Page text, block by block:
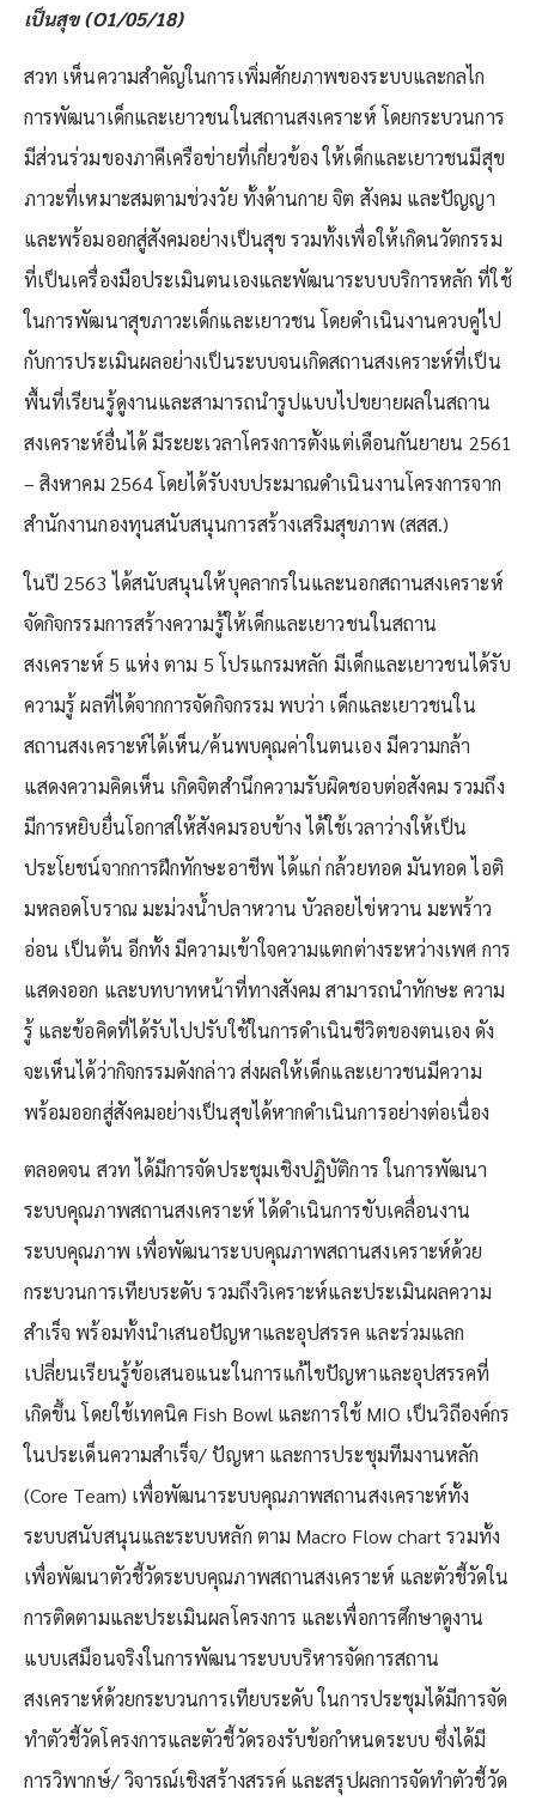
เป็นสุข(O1/05/18)
สวท เห็นความสำคัญในการเพิ่มศักยภาพของระบบและกลไก
การพัฒนาเด็กและเยาวชนในสถานสงเคราะห์ โดยกระบวนการ
มีส่วนร่วมของภาคีเครือข่ายที่เกี่ยวข้อง ให้เด็กและเยาวชนมีสุข
ภาวะที่เหมาะสมตามช่วงวัย ทั้งด้านกาย จิต สังคม และปัญญา
และพร้อมออกสู่สังคมอย่างเป็นสุข รวมทั้งเพื่อให้เกิดนวัตกรรม
ที่เป็นเครื่องมือประเมินตนเองและพัฒนาระบบบริการหลัก ที่ใช้
ในการพัฒนาสุขภาวะเด็กและเยาวชน โดยดำเนินงานควบคู่ไป
กับการประเมินผลอย่างเป็นระบบจนเกิดสถานสงเคราะห์ที่เป็น
พื้นที่เรียนรู้ดูงานและสามารถนำรูปแบบไปขยายผลในสถาน
สงเคราะห์อื่นได้ มีระยะเวลาโครงการตั้งแต่เดือนกันยายน 2561
– สิงหาคม 2564 โดยได้รับงบประมาณดำเนินงานโครงการจาก
สำนักงานกองทุนสนับสนุนการสร้างเสริมสุขภาพ (สสส.)
ในปี 2563 ได้สนับสนุนให้บุคลากรในและนอกสถานสงเคราะห์
จัดกิจกรรมการสร้างความรู้ให้เด็กและเยาวชนในสถาน
สงเคราะห์ 5 แห่ง ตาม 5 โปรแกรมหลัก มีเด็กและเยาวชนได้รับ
ความรู้ ผลที่ได้จากการจัดกิจกรรม พบว่า เด็กและเยาวชนใน
สถานสงเคราะห์ได้เห็น/ค้นพบคุณค่าในตนเอง มีความกล้า
แสดงความคิดเห็น เกิดจิตสำนึกความรับผิดชอบต่อสังคม รวมถึง
มีการหยิบยื่นโอกาสให้สังคมรอบข้าง ได้ใช้เวลาว่างให้เป็น
ประโยชน์จากการฝึกทักษะอาชีพ ได้แก่ กล้วยทอด มันทอด ไอติ
มหลอดโบราณ มะม่วงน้ำปลาหวาน บัวลอยไข่หวาน มะพร้าว
อ่อน เป็นต้น อีกทั้ง มีความเข้าใจความแตกต่างระหว่างเพศ การ
แสดงออก และบทบาทหน้าที่ทางสังคม สามารถนำทักษะ ความ
รู้ และข้อคิดที่ได้รับไปปรับใช้ในการดำเนินชีวิตของตนเอง ดัง
จะเห็นได้ว่ากิจกรรมดังกล่าว ส่งผลให้เด็กและเยาวชนมีความ
พร้อมออกสู่สังคมอย่างเป็นสุขได้หากดำเนินการอย่างต่อเนื่อง
ตลอดจน สวท ได้มีการจัดประชุมเชิงปฏิบัติการ ในการพัฒนา
ระบบคุณภาพสถานสงเคราะห์ ได้ดำเนินการขับเคลื่อนงาน
ระบบคุณภาพ เพื่อพัฒนาระบบคุณภาพสถานสงเคราะห์ด้วย
กระบวนการเทียบระดับ รวมถึงวิเคราะห์และประเมินผลความ
สำเร็จ พร้อมทั้งนำเสนอปัญหาและอุปสรรค และร่วมแลก
เปลี่ยนเรียนรู้ข้อเสนอแนะในการแก้ไขปัญหาและอุปสรรคที่
เกิดขึ้น โดยใช้เทคนิค Fish Bowl และการใช้ MIO เป็นวิถีองค์กร
ในประเด็นความสำเร็จ/ ปัญหา และการประชุมทีมงานหลัก
(Core Team) เพื่อพัฒนาระบบคุณภาพสถานสงเคราะห์ทั้ง
ระบบสนับสนุนและระบบหลัก ตาม Macro Flow chart รวมทั้ง
เพื่อพัฒนาตัวชี้วัดระบบคุณภาพสถานสงเคราะห์ และตัวชี้วัดใน
การติดตามและประเมินผลโครงการ และเพื่อการศึกษาดูงาน
แบบเสมือนจริงในการพัฒนาระบบบริหารจัดการสถาน
สงเคราะห์ด้วยกระบวนการเทียบระดับ ในการประชุมได้มีการจัด
ทำตัวชี้วัดโครงการและตัวชี้วัดรองรับข้อกำหนดระบบ ซึ่งได้มี
การวิพากษ์/ วิจารณ์เชิงสร้างสรรค์ และสรุปผลการจัดทำตัวชี้วัด